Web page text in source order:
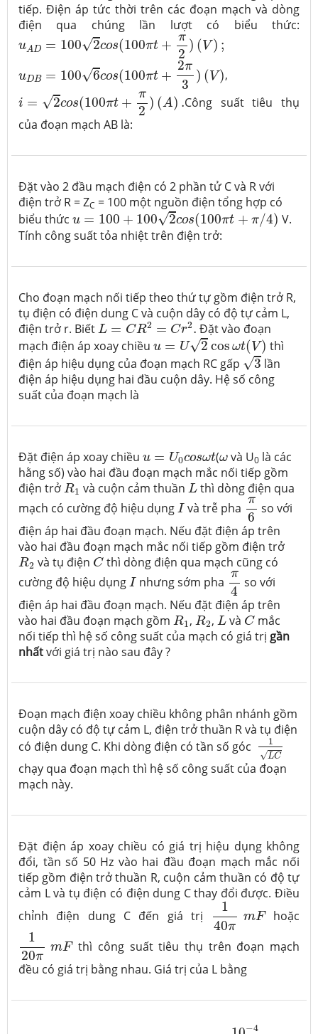
tiếp. Điện áp tức thời trên các đoạn mạch và dòng
điện qua chúng lần lượt có biểu thức:
uAD = 100√2cos(100πt +
π
2
) ( V) ;
uAD 100 os(100 πt+π )(V);
uDB = 100√6cos(100πt +
2π
3
) (V)
)(V
,
i = √2cos(100πt +
π
2
) (A) .
s( A).
Công suất tiêu thụ
của đoạn mạch AB là:
Đặt vào 2 đầu mạch điện có 2 phần tử C và R với
điện trở R = ZC = 100 một nguồn điện tổng hợp có
biểu thức u = 100 + 100√2cos(100πt + π/4)
=100+1002cos(100πt+π/4)
V.
Tính công suất tỏa nhiệt trên điện trở:
Cho đoạn mạch nối tiếp theo thứ tự gồm điện trở R,
tụ điện có điện dung C và cuộn dây có độ tự cảm L,
điện trở r. Biết L = CR2 = Cr2.
L=CR2=C r2.
Đặt vào đoạn
mạch điện áp xoay chiều u = U√2 cos ωt( V)
u= U2cosω t(V)
thì
điện áp hiệu dụng của đoạn mạch RC gấp √3
3
lần
điện áp hiệu dụng hai đầu cuộn dây. Hệ số công
suất của đoạn mạch là
Đặt điện áp xoay chiều u = U0cosωt
u 0c osω t(ω
ωvà U0là các
hằng số) vào hai đầu đoạn mạch mắc nối tiếp gồm
điện trở R1
R1 và cuộn cảm thuần L
Lthì dòng điện qua
mạch có cường độ hiệu dụng I
I và trễ pha
π
6
π6
so với
điện áp hai đầu đoạn mạch. Nếu đặt điện áp trên
vào hai đầu đoạn mạch mắc nối tiếp gồm điện trở
R2
R2và tụ điện C
Cthì dòng điện qua mạch cũng có
cường độ hiệu dụng I
I nhưng sớm pha
π
4
π4
so với
điện áp hai đầu đoạn mạch. Nếu đặt điện áp trên
vào hai đầu đoạn mạch gồm R1
R1, R2
R2, L
Lvà C
Cmắc
nối tiếp thì hệ số công suất của mạch có giá trị gần
nhấtvới giá trị nào sau đây ?
Đoạn mạch điện xoay chiều không phân nhánh gồm
cuộn dây có độ tự cảm L, điện trở thuần R và tụ điện
có điện dung C. Khi dòng điện có tần số góc
1
√LC
1LC
chạy qua đoạn mạch thì hệ số công suất của đoạn
mạch này.
Đặt điện áp xoay chiều có giá trị hiệu dụng không
đổi, tần số 50 Hz vào hai đầu đoạn mạch mắc nối
tiếp gồm điện trở thuần R, cuộn cảm thuần có độ tự
cảm L và tụ điện có điện dung C thay đổi được. Điều
chỉnh điện dung C đến giá trị
1
40π
mF
1 40πmF
hoặc
1
20π
mF
20
thì công suất tiêu thụ trên đoạn mạch
đều có giá trị bằng nhau. Giá trị của L bằng
−4
πF